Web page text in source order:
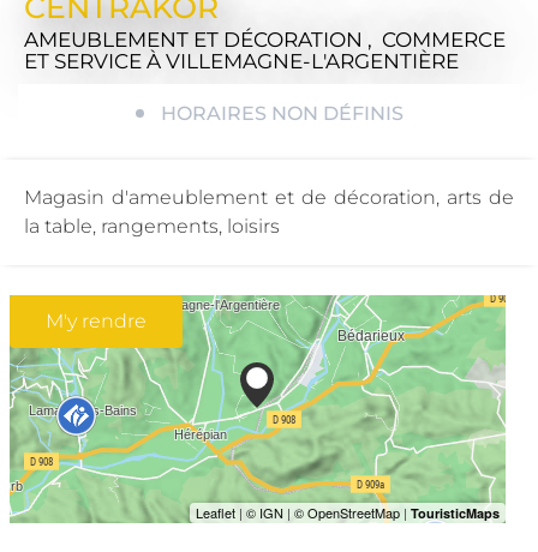
AMEUBLEMENT ET DÉCORATION , COMMERCE
ET SERVICE À VILLEMAGNE-L'ARGENTIÈRE
HORAIRES NON DÉFINIS
Magasin d'ameublement et de décoration, arts de
la table, rangements, loisirs
M'y rendre